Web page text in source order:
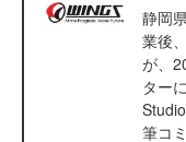
静岡
業後
が、
ター
筆コ